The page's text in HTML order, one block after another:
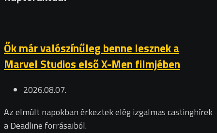
Ők már valószínűleg benne lesznek a
Marvel Studios első X-Men filmjében
2026.08.07.
Az elmúlt napokban érkeztek elég izgalmas castinghírek
a Deadline forrásaiból.